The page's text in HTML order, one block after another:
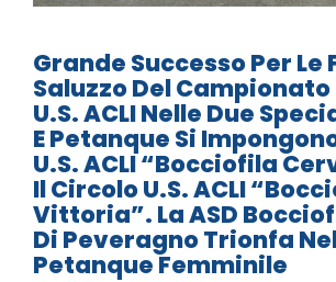
Grande Successo Per Le
Saluzzo Del Campionato
U.S. ACLI Nelle Due
E Petanque Si
U.S. ACLI “Bocciofila
Il Circolo U.S. ACLI
Vittoria”. La ASD
Di Peveragno Trionfa
Petanque Femminile